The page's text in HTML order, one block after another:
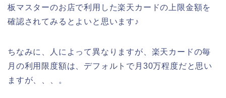
板マスターのお店で利用した楽天カードの上限金額を
確認されてみるとよいと思います♪
ちなみに、人によって異なりますが、楽天カードの毎
月の利用限度額は、デフォルトで月30万程度だと思い
ますが、、、。